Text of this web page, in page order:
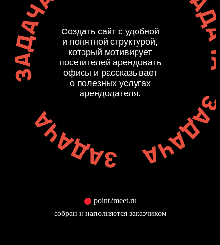
Создать сайт с удобной
и понятной структурой,
который мотивирует
посетителей арендовать
офисы и рассказывает
о полезных услугах
арендодателя.
point2meet.ru
собран и наполняется заказчиком